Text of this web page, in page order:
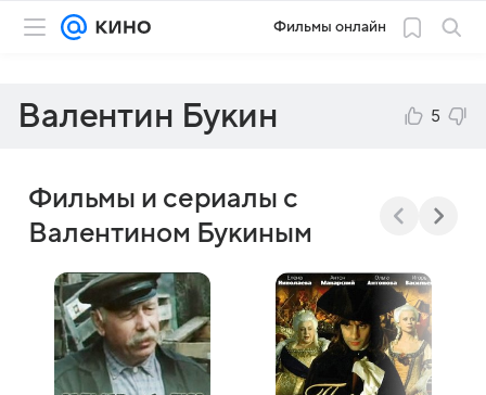
Фильмы онлайн
Валентин Букин 5
Фильмы и сериалы с
Валентином Букиным